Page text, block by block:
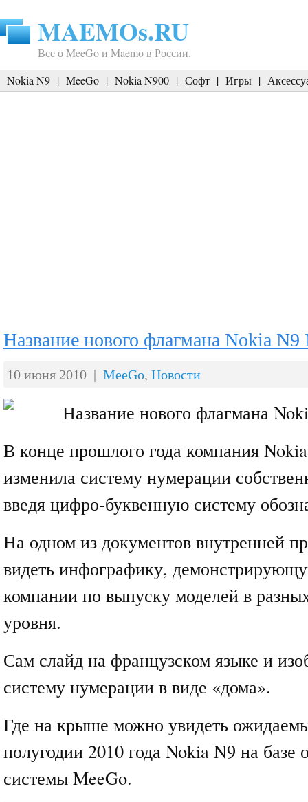
MAEMOs.RU
Все о MeeGo и Maemo в России.
Nokia N9 | MeeGo | Nokia N900 | Софт | Игры |
Название нового флагмана Nokia N9
10 июня 2010 | MeeGo, Новости
В конце прошлого года компания
изменила систему нумерации
введя цифро-буквенную систему
На одном из документов внутренней
видеть инфографику,
компании по выпуску моделей в
уровня.
Сам слайд на французском языке и
систему нумерации в виде «дома».
Где на крыше можно увидеть
полугодии 2010 года Nokia N9 на базе
системы MeeGo.